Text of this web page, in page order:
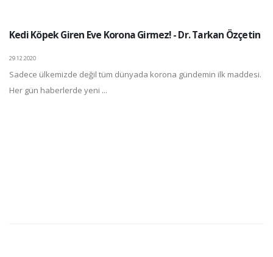
Kedi Köpek Giren Eve Korona Girmez! - Dr. Tarkan Özçetin
29.12.2020
Sadece ülkemizde değil tüm dünyada korona gündemin ilk maddesi.
Her gün haberlerde yeni ...